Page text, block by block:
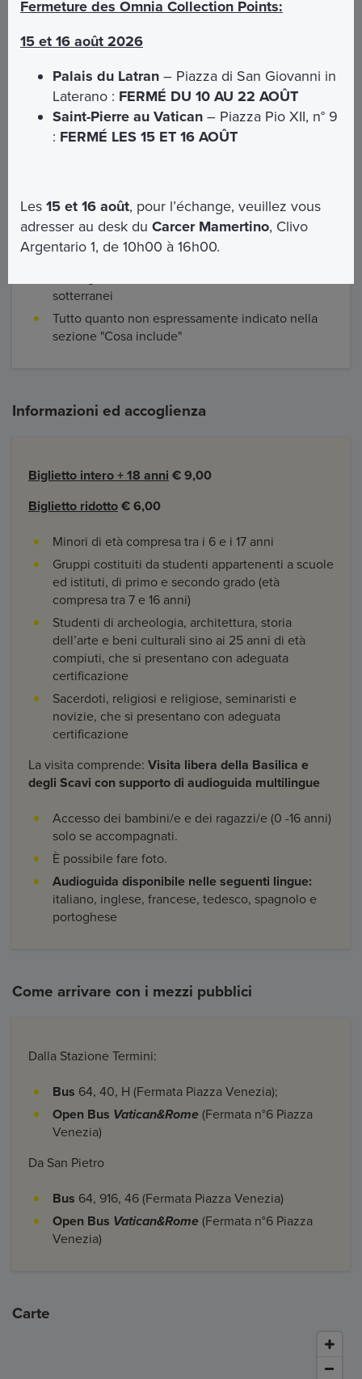
Visita con audioguida della Basilica di San Marco
e dei sotterranei
Assistenza del nostro personale
Cosa non include
sotterranei
Tutto quanto non espressamente indicato nella
sezione "Cosa include"
Informazioni ed accoglienza
Biglietto intero + 18 anni € 9,00
Biglietto ridotto € 6,00
Minori di età compresa tra i 6 e i 17 anni
Gruppi costituiti da studenti appartenenti a scuole
ed istituti, di primo e secondo grado (età
compresa tra 7 e 16 anni)
Studenti di archeologia, architettura, storia
dell’arte e beni culturali sino ai 25 anni di età
compiuti, che si presentano con adeguata
certificazione
Sacerdoti, religiosi e religiose, seminaristi e
novizie, che si presentano con adeguata
certificazione
La visita comprende: Visita libera della Basilica e
degli Scavi con supporto di audioguida multilingue
Accesso dei bambini/e e dei ragazzi/e (0 -16 anni)
solo se accompagnati.
È possibile fare foto.
Audioguida disponibile nelle seguenti lingue:
italiano, inglese, francese, tedesco, spagnolo e
portoghese
Come arrivare con i mezzi pubblici
Dalla Stazione Termini:
Bus 64, 40, H (Fermata Piazza Venezia);
Open Bus Vatican&Rome (Fermata n°6 Piazza
Venezia)
Da San Pietro
Bus 64, 916, 46 (Fermata Piazza Venezia)
Open Bus Vatican&Rome (Fermata n°6 Piazza
Venezia)
Carte
Fermeture des Omnia Collection Points:
15 et 16 août 2026
Palais du Latran – Piazza di San Giovanni in
Laterano : FERMÉ DU 10 AU 22 AOÛT
Saint-Pierre au Vatican – Piazza Pio XII, n° 9
: FERMÉ LES 15 ET 16 AOÛT
Les15 et 16 août, pour l’échange, veuillez vous
adresser au desk duCarcer Mamertino, Clivo
Argentario 1, de 10h00 à 16h00.